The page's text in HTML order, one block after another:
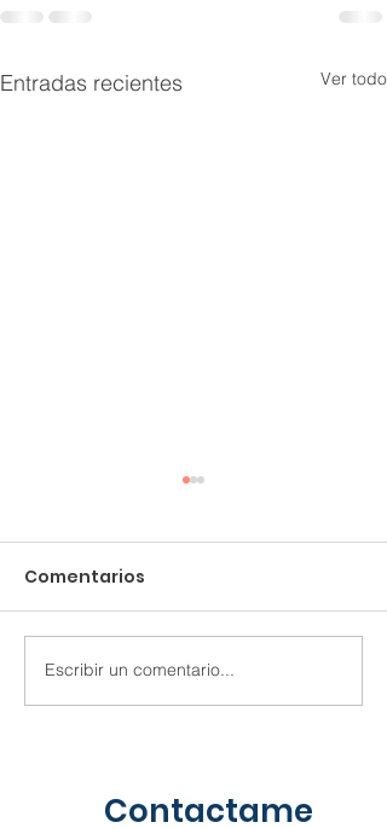
Entradas recientes Ver todo
Las nuevas empresas
en entornos
Comentarios
Escribir un comentario...
Contactame